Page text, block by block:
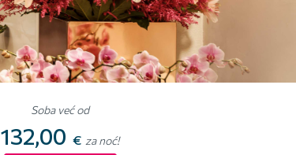
Soba već od
132,00 € za noć!